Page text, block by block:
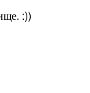
:))